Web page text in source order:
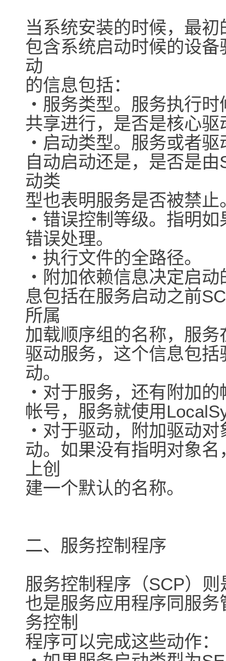
当系统安装的时候，最
包含系统启动时候的设
动
的信息包括：
・服务类型。服务执行
共享进行，是否是核心
・启动类型。服务或者
自动启动还是，是否是
动类
型也表明服务是否被禁止
・错误控制等级。指明
错误处理。
・执行文件的全路径。
・附加依赖信息决定启
息包括在服务启动之前
所属
加载顺序组的名称，服
驱动服务，这个信息包
动。
・对于服务，还有附加
帐号，服务就使用
・对于驱动，附加驱动
动。如果没有指明对象
上创
建一个默认的名称。
二、服务控制程序
服务控制程序（SCP）
也是服务应用程序同服
务控制
程序可以完成这些动作：